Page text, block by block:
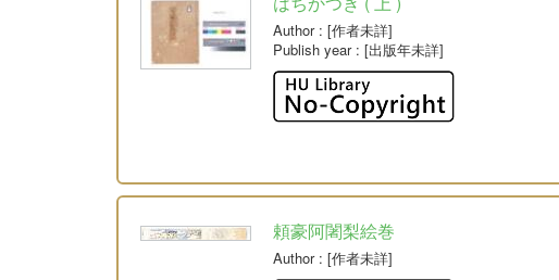
Author: [作者未詳]
Publish year: [出版年未詳]
頼豪阿闍梨絵巻
Author: [作者未詳]